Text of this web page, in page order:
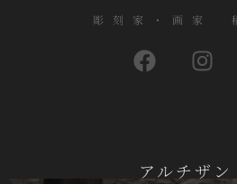
彫刻家・画家
アルチザ